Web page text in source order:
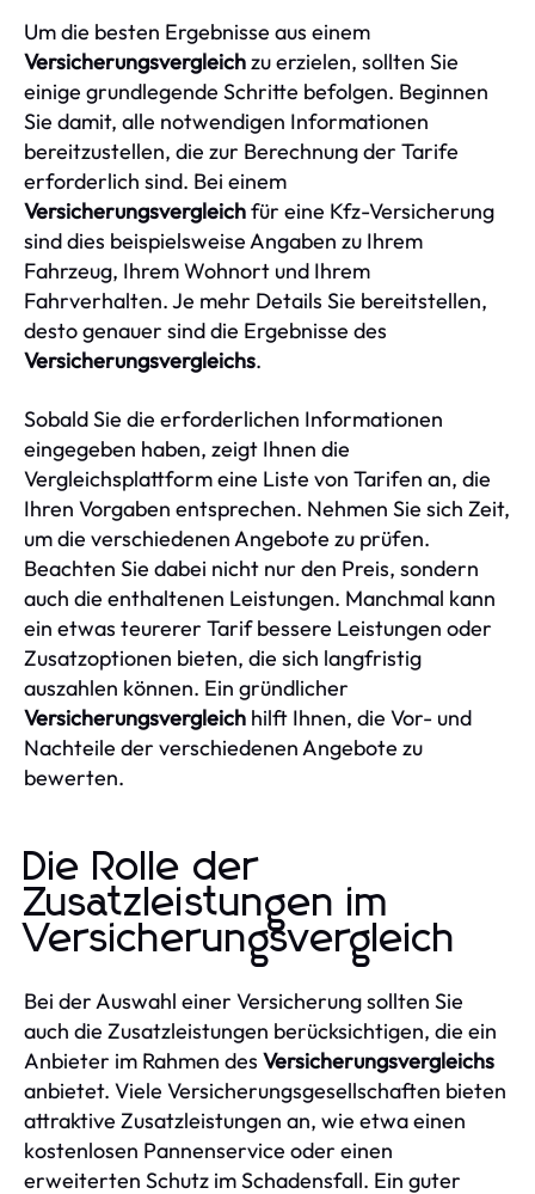
Um die besten Ergebnisse aus einem
Versicherungsvergleichzu erzielen, sollten Sie
einige grundlegende Schritte befolgen. Beginnen
Sie damit, alle notwendigen Informationen
bereitzustellen, die zur Berechnung der Tarife
erforderlich sind. Bei einem
Versicherungsvergleichfür eine Kfz-Versicherung
sind dies beispielsweise Angaben zu Ihrem
Fahrzeug, Ihrem Wohnort und Ihrem
Fahrverhalten. Je mehr Details Sie bereitstellen,
desto genauer sind die Ergebnisse des
Versicherungsvergleichs.
Sobald Sie die erforderlichen Informationen
eingegeben haben, zeigt Ihnen die
Vergleichsplattform eine Liste von Tarifen an, die
Ihren Vorgaben entsprechen. Nehmen Sie sich Zeit,
um die verschiedenen Angebote zu prüfen.
Beachten Sie dabei nicht nur den Preis, sondern
auch die enthaltenen Leistungen. Manchmal kann
ein etwas teurerer Tarif bessere Leistungen oder
Zusatzoptionen bieten, die sich langfristig
auszahlen können. Ein gründlicher
Versicherungsvergleich hilft Ihnen, die Vor- und
Nachteile der verschiedenen Angebote zu
bewerten.
Die Rolle der
Zusatzleistungen im
Versicherungsvergleich
Bei der Auswahl einer Versicherung sollten Sie
auch die Zusatzleistungen berücksichtigen, die ein
Anbieter im Rahmen des Versicherungsvergleichs
anbietet. Viele Versicherungsgesellschaften bieten
attraktive Zusatzleistungen an, wie etwa einen
kostenlosen Pannenservice oder einen
erweiterten Schutz im Schadensfall. Ein guter